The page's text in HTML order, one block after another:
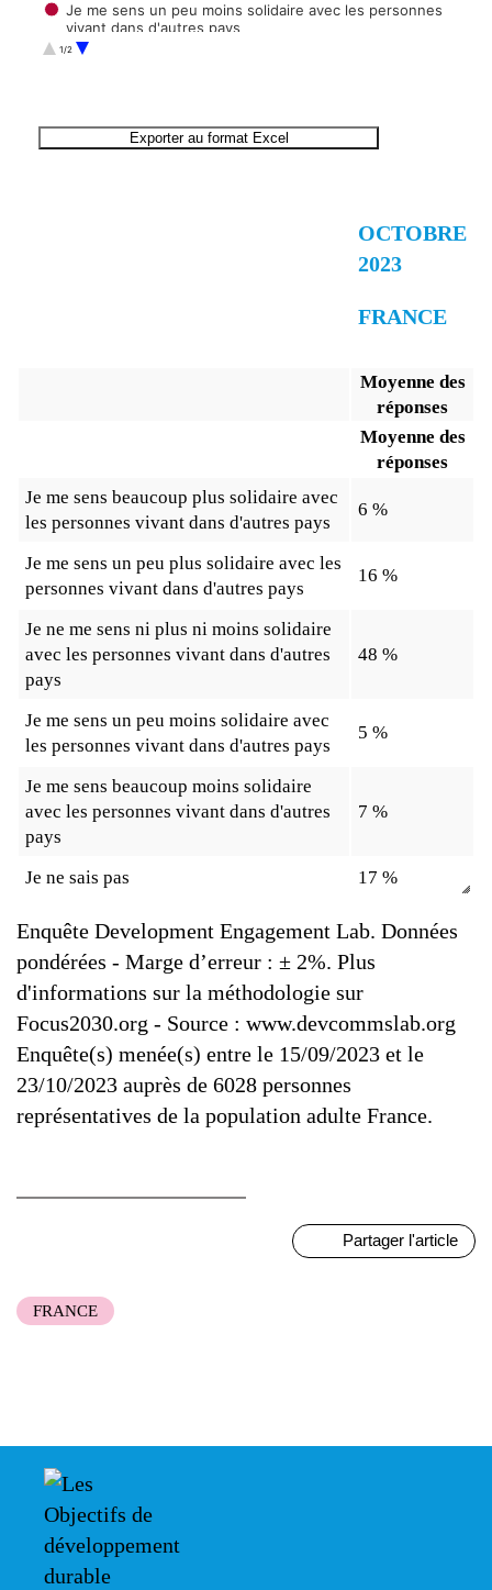
Je me sens un peu moins solidaire avec les personnes
vivant dans d'autres pays
Je me sens beaucoup moins solidaire avec les
1/2
End of interactive chart.
Exporter au format Excel
OCTOBRE
2023
FRANCE
Moyenne des
réponses
Moyenne des
réponses
Je me sens beaucoup plus solidaire avec
les personnes vivant dans d'autres pays
6 %
Je me sens un peu plus solidaire avec les
personnes vivant dans d'autres pays
16 %
Je ne me sens ni plus ni moins solidaire
avec les personnes vivant dans d'autres
pays
48 %
Je me sens un peu moins solidaire avec
les personnes vivant dans d'autres pays
5 %
Je me sens beaucoup moins solidaire
avec les personnes vivant dans d'autres
pays
7 %
Je ne sais pas 17 %
Enquête Development Engagement Lab. Données
pondérées - Marge d’erreur : ± 2%. Plus
d'informations sur la méthodologie sur
Focus2030.org - Source : www.devcommslab.org
Enquête(s) menée(s) entre le 15/09/2023 et le
23/10/2023 auprès de 6028 personnes
représentatives de la population adulte France.
Partager l'article
FRANCE